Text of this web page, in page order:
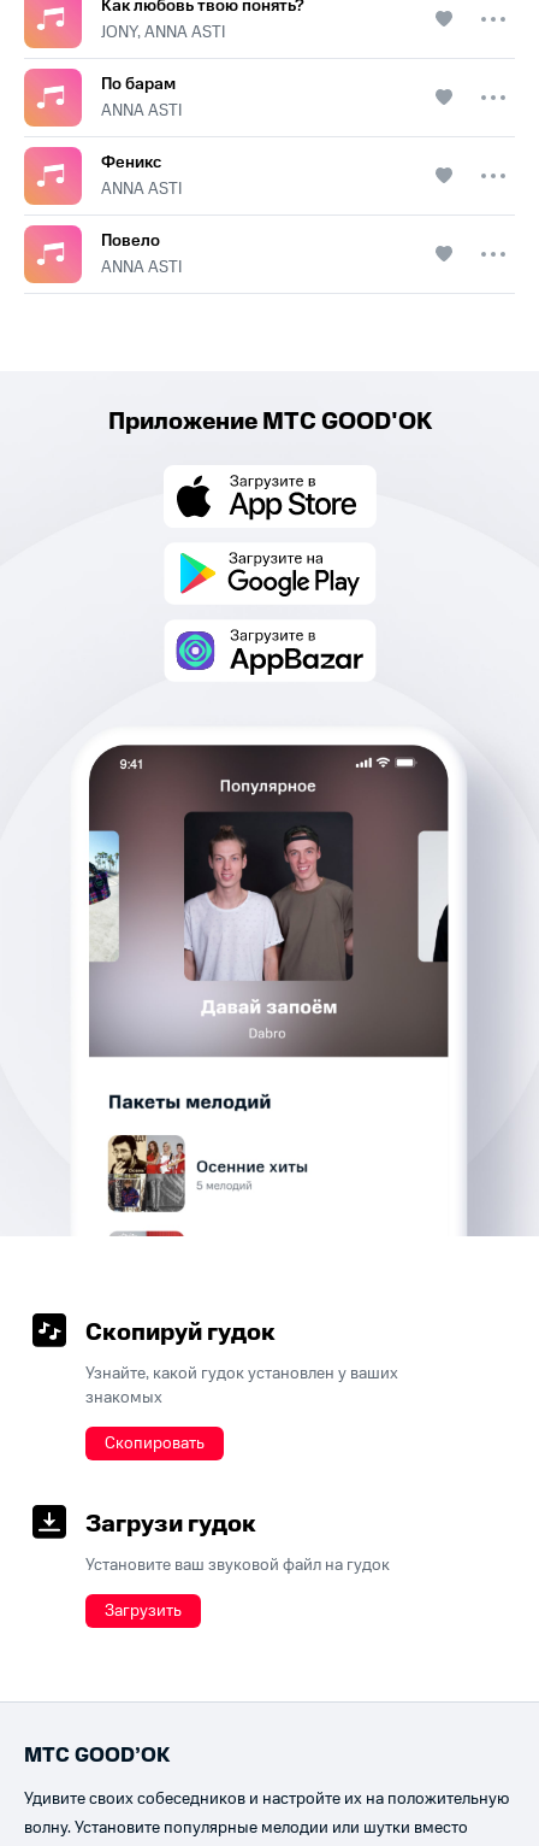
Как любовь твою понять?
JONY, ANNA ASTI
По барам
ANNA ASTI
Феникс
ANNA ASTI
Повело
ANNA ASTI
Приложение МТС GOOD'OK
Скопируй гудок
Узнайте, какой гудок установлен у ваших
знакомых
Скопировать
Загрузи гудок
Установите ваш звуковой файл на гудок
Загрузить
МТС GOOD’OK
Удивите своих собеседников и настройте их на положительную
волну. Установите популярные мелодии или шутки вместо